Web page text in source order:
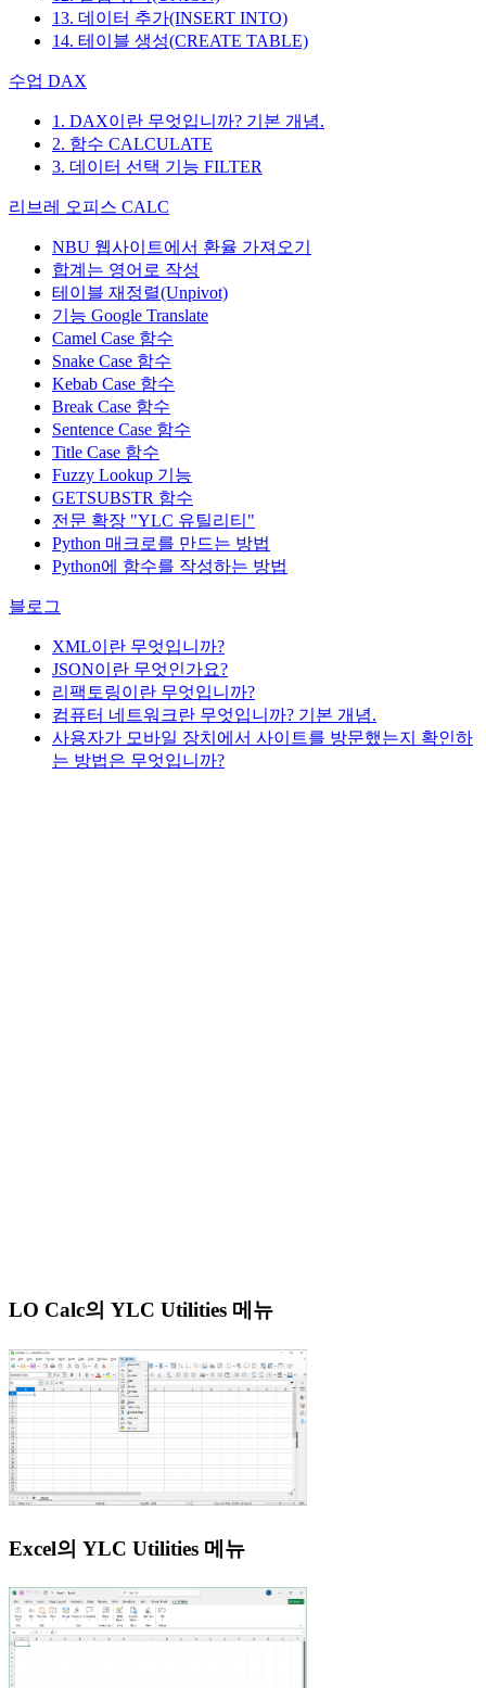
13. 데이터 추가(INSERT INTO)
14. 테이블 생성(CREATE TABLE)
수업 DAX
1. DAX이란 무엇입니까? 기본 개념.
2. 함수 CALCULATE
3. 데이터 선택 기능 FILTER
리브레 오피스 CALC
NBU 웹사이트에서 환율 가져오기
합계는 영어로 작성
테이블 재정렬(Unpivot)
기능 Google Translate
Camel Case 함수
Snake Case 함수
Kebab Case 함수
Break Case 함수
Sentence Case 함수
Title Case 함수
Fuzzy Lookup 기능
GETSUBSTR 함수
전문 확장 "YLC 유틸리티"
Python 매크로를 만드는 방법
Python에 함수를 작성하는 방법
블로그
XML이란 무엇입니까?
JSON이란 무엇인가요?
리팩토링이란 무엇입니까?
컴퓨터 네트워크란 무엇입니까? 기본 개념.
사용자가 모바일 장치에서 사이트를 방문했는지 확인하
는 방법은 무엇입니까?
LO Calc의 YLC Utilities 메뉴
Excel의 YLC Utilities 메뉴